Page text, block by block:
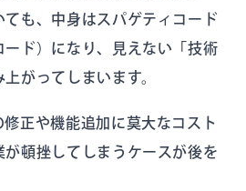
も、中身はスパゲティコード
ード）になり、見えない「技術
がってしまいます。
正や機能追加に莫大なコスト
頓挫してしまうケースが後を